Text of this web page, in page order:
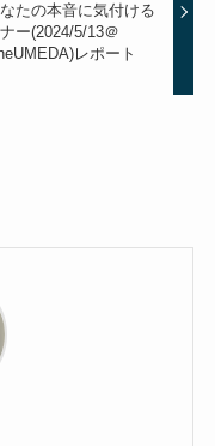
なたの本音に気付ける
ー(2024/5/13＠
レポート